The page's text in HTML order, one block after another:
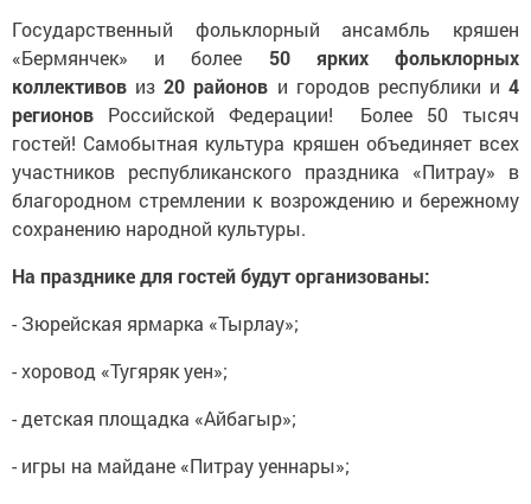
Государственный фольклорный ансамбль кряшен
«Бермянчек» и более 50 ярких фольклорных
коллективов из20 районов и городов республики и 4
регионов Российской Федерации! Более 50 тысяч
гостей! Самобытная культура кряшен объединяет всех
участников республиканского праздника «Питрау» в
благородном стремлении к возрождению и бережному
сохранению народной культуры.
На празднике для гостей будут организованы:
- Зюрейская ярмарка «Тырлау»;
- хоровод «Тугяряк уен»;
- детская площадка «Айбагыр»;
- игры на майдане «Питрау уеннары»;